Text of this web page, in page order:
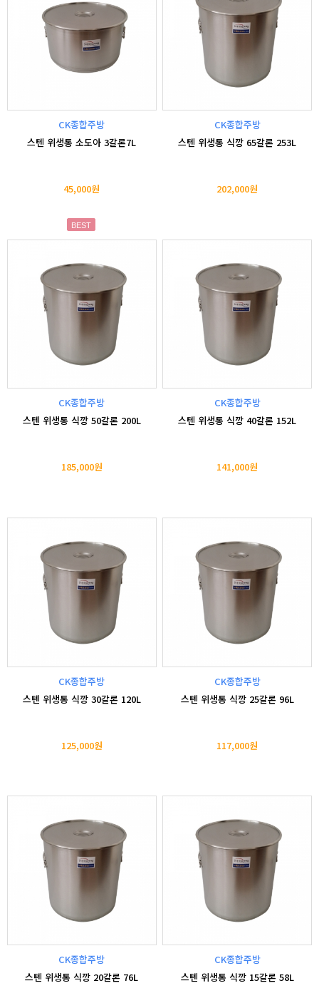
CK종합주방
스텐 위생통 소도아 3갈론7L
45,000원
BEST
CK종합주방
스텐 위생통 식깡 65갈론 253L
202,000원
CK종합주방
스텐 위생통 식깡 50갈론 200L
185,000원
CK종합주방
스텐 위생통 식깡 40갈론 152L
141,000원
CK종합주방
스텐 위생통 식깡 30갈론 120L
125,000원
CK종합주방
스텐 위생통 식깡 25갈론 96L
117,000원
CK종합주방
스텐 위생통 식깡 20갈론 76L
CK종합주방
스텐 위생통 식깡 15갈론 58L